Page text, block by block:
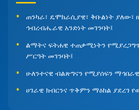
ጠንካራ፣ ዴሞክራሲያዊ፣ ቅቡልነት ያለው፣
ኅብረብሔራዊ አንድነት መገንባት፤
ልማትና ፍትሐዊ ተጠቃሚነትን
ሥርዓት መገንባት፤
ሁለንተናዊ ብልጽግናን የሚያሰፍን
ሀገራዊ ክብርንና ጥቅምን ማዕከል ያደረገ